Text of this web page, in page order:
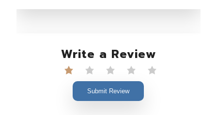
Write a Review
Submit Review